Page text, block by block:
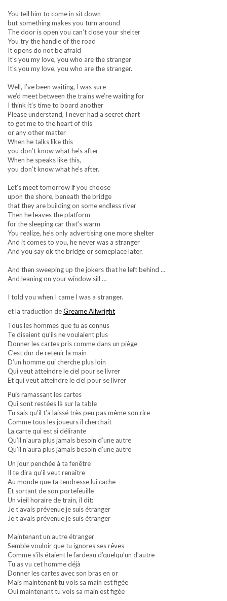
You tell him to come in sit down
but something makes you turn around
The door is open you can’t close your shelter
You try the handle of the road
It opens do not be afraid
It’s you my love, you who are the stranger
It’s you my love, you who are the stranger.
Well, I’ve been waiting, I was sure
we’d meet between the trains we’re waiting for
I think it’s time to board another
Please understand, I never had a secret chart
to get me to the heart of this
or any other matter
When he talks like this
you don’t know what he’s after
When he speaks like this,
you don’t know what he’s after.
Let’s meet tomorrow if you choose
upon the shore, beneath the bridge
that they are building on some endless river
Then he leaves the platform
for the sleeping car that’s warm
You realize, he’s only advertising one more shelter
And it comes to you, he never was a stranger
And you say ok the bridge or someplace later.
And then sweeping up the jokers that he left behind …
And leaning on your window sill …
I told you when I came I was a stranger.
et la traduction deGreame Allwright
Tous les hommes que tu as connus
Te disaient qu’ils ne voulaient plus
Donner les cartes pris comme dans un piège
C’est dur de retenir la main
D’un homme qui cherche plus loin
Qui veut atteindre le ciel pour se livrer
Et qui veut atteindre le ciel pour se livrer
Puis ramassant les cartes
Qui sont restées là sur la table
Tu sais qu’il t’a laissé très peu pas même son rire
Comme tous les joueurs il cherchait
La carte qui est si délirante
Qu’il n’aura plus jamais besoin d’une autre
Qu’il n’aura plus jamais besoin d’une autre
Un jour penchée à ta fenêtre
Il te dira qu’il veut renaître
Au monde que ta tendresse lui cache
Et sortant de son portefeuille
Un vieil horaire de train, il dit:
Je t’avais prévenue je suis étranger
Je t’avais prévenue je suis étranger
Maintenant un autre étranger
Semble vouloir que tu ignores ses rêves
Comme s’ils étaient le fardeau d’quelqu’un d’autre
Tu as vu cet homme déjà
Donner les cartes avec son bras en or
Mais maintenant tu vois sa main est figée
Oui maintenant tu vois sa main est figée